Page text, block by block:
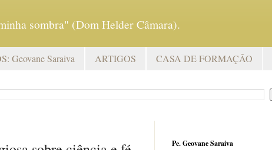
sombra" (Dom Helder Câmara).
Geovane Saraiva ARTIGOS CASA DE FORMAÇÃO
Pe. Geovane Saraiva